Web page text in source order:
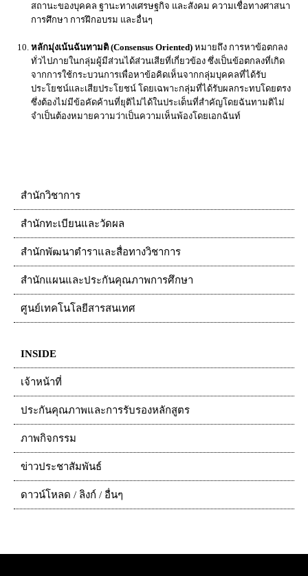
สถานะของบุคคล ฐานะทางเศรษฐกิจ และสังคม ความเชื่อทางศาสนา
การศึกษา การฝึกอบรม และอื่นๆ
หลักมุ่งเน้นฉันทามติ (Consensus Oriented) หมายถึง การหาข้อตกลง
ทั่วไปภายในกลุ่มผู้มีส่วนได้ส่วนเสียที่เกี่ยวข้อง ซึ่งเป็นข้อตกลงที่เกิด
จากการใช้กระบวนการเพื่อหาข้อคิดเห็นจากกลุ่มบุคคลที่ได้รับ
ประโยชน์และเสียประโยชน์ โดยเฉพาะกลุ่มที่ได้รับผลกระทบโดยตรง
ซึ่งต้องไม่มีข้อคัดค้านที่ยุติไม่ได้ในประเด็นที่สำคัญโดยฉันทามติไม่
จำเป็นต้องหมายความว่าเป็นความเห็นพ้องโดยเอกฉันท์
สำนักวิชาการ
สำนักทะเบียนและวัดผล
สำนักพัฒนาตำราและสื่อทางวิชาการ
สำนักแผนและประกันคุณภาพการศึกษา
ศูนย์เทคโนโลยีสารสนเทศ
INSIDE
เจ้าหน้าที่
ประกันคุณภาพและการรับรองหลักสูตร
ภาพกิจกรรม
ข่าวประชาสัมพันธ์
ดาวน์โหลด / ลิงก์ / อื่นๆ